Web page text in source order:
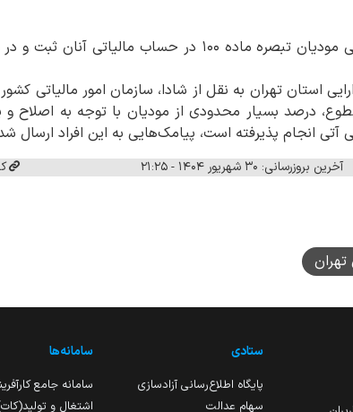
سازمان امور مالیاتی کشور اعلام کرد: مبالغ پرداختی مودیان تبصره ماده ۱۰۰ در
استان تهران به نقل از شادا، سازمان امور مالیاتی
درصد بسیار محدودی از مودیان با توجه به اصلاح و
آتی انجام پذیرفته است، پیامک‌هایی به این افراد ارسال
آخرین بروزرسانی: ۳۰ شهریور ۱۴۰۴ - ۲۱:۲۵
تهران
ستادی
پایگاه اطلاع‌رسانی آزادسازی
سهام عدالت
سامانه‌ها
سامانه جامع
اشتغال و